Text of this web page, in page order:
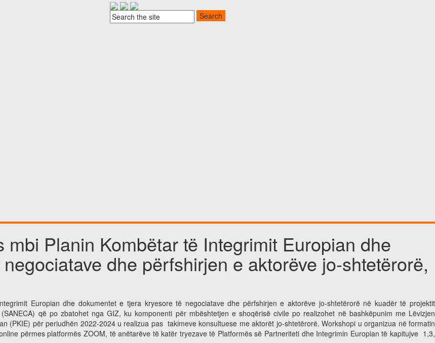
Planin Kombëtar të Integrimit Europian dhe
dhe përfshirjen e aktorëve jo-shtetërorë,
Europian dhe dokumentet e tjera kryesore të negociatave dhe përfshirjen e aktorëve jo-shtetërorë në kuadër të projektit
që po zbatohet nga GIZ, ku komponenti për mbështetjen e shoqërisë civile po realizohet në bashkëpunim me Lëvizjen
(PKIE) për periudhën 2022-2024 u realizua pas takimeve konsultuese me aktorët jo-shtetërorë. Workshopi u organizua në formatin
përmes platformës ZOOM, të anëtarëve të katër tryezave të Platformës së Partneriteti dhe Integrimin Europian të kapitujve 1,3,